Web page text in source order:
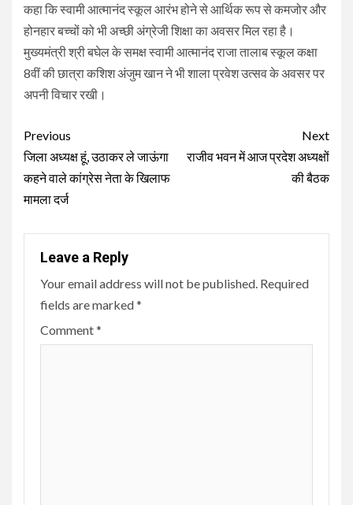
कहा कि स्वामी आत्मानंद स्कूल आरंभ होने से आर्थिक रूप से कमजोर और
होनहार बच्चों को भी अच्छी अंग्रेजी शिक्षा का अवसर मिल रहा है।
मुख्यमंत्री श्री बघेल के समक्ष स्वामी आत्मानंद राजा तालाब स्कूल कक्षा
8वीं की छात्रा कशिश अंजुम खान ने भी शाला प्रवेश उत्सव के अवसर पर
अपनी विचार रखी।
Continue
Reading
Previous
जिला अध्यक्ष हूं, उठाकर ले जाऊंगा
कहने वाले कांग्रेस नेता के खिलाफ
मामला दर्ज
Next
राजीव भवन में आज प्रदेश अध्यक्षों
की बैठक
Leave a Reply
Your email address will not be published. Required
fields are marked*
Comment*